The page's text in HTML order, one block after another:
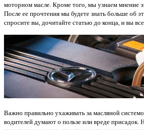
моторном масле. Кроме того, мы узнаем мнение
После ее прочтения мы будете знать больше об
спросите вы, дочитайте статью до конца, и вы все
Важно правильно ухаживать за масляной
водителей думают о пользе или вреде присадок.